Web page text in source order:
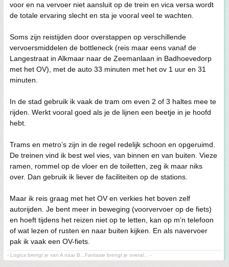
voor en na vervoer niet aansluit op de trein en vica versa wordt
de totale ervaring slecht en sta je vooral veel te wachten.
Soms zijn reistijden door overstappen op verschillende
vervoersmiddelen de bottleneck (reis maar eens vanaf de
Langestraat in Alkmaar naar de Zeemanlaan in Badhoevedorp
met het OV), met de auto 33 minuten met het ov 1 uur en 31
minuten.
In de stad gebruik ik vaak de tram om even 2 of 3 haltes mee te
rijden. Werkt vooral goed als je de lijnen een beetje in je hoofd
hebt.
Trams en metro’s zijn in de regel redelijk schoon en opgeruimd.
De treinen vind ik best wel vies, van binnen en van buiten. Vieze
ramen, rommel op de vloer en de toiletten, zeg ik maar niks
over. Dan gebruik ik liever de faciliteiten op de stations.
Maar ik reis graag met het OV en verkies het boven zelf
autorijden. Je bent meer in beweging (voorvervoer op de fiets)
en hoeft tijdens het reizen niet op te letten, kan op m’n telefoon
of wat lezen of rusten en naar buiten kijken. En als navervoer
pak ik vaak een OV-fiets.
- Logica brengt je van A naar B...Fantasie brengt je overal... -